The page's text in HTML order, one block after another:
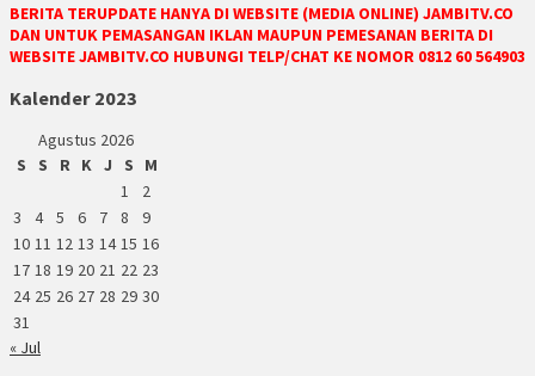
BERITA TERUPDATE HANYA DI WEBSITE (MEDIA ONLINE) JAMBITV.CO
DAN UNTUK PEMASANGAN IKLAN MAUPUN PEMESANAN BERITA DI
WEBSITE JAMBITV.CO HUBUNGI TELP/CHAT KE NOMOR 0812 60 564903
Kalender 2023
Agustus 2026
S
S R K J S
M
1
2
3
4 5 6 7 8
9
10 11 12 13 14 15 16
17 18 19 20 21 22 23
24 25 26 27 28 29 30
31
« Jul